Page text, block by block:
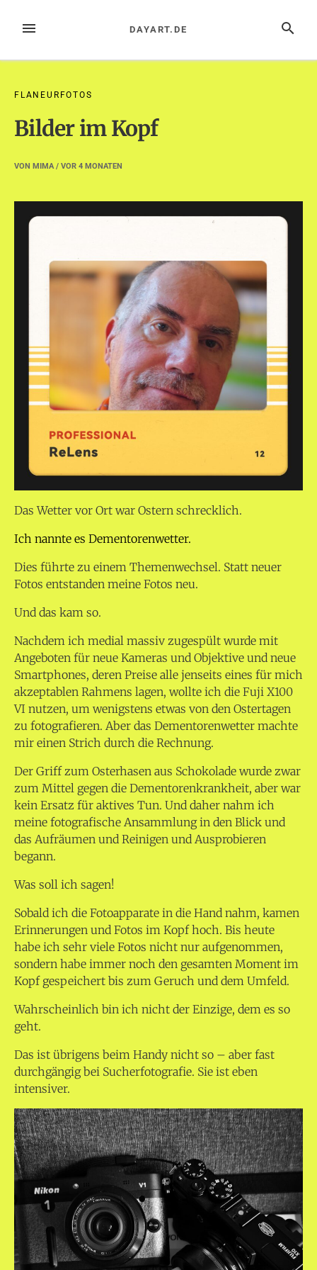
InhaltMENÜ SUCHE
DAYART.DE
FLANEURFOTOS
Bilder im Kopf
VON MIMA/ VOR 4 MONATEN
Das Wetter vor Ort war Ostern schrecklich.
Ich nannte es Dementorenwetter.
Dies führte zu einem Themenwechsel. Statt neuer
Fotos entstanden meine Fotos neu.
Und das kam so.
Nachdem ich medial massiv zugespült wurde mit
Angeboten für neue Kameras und Objektive und neue
Smartphones, deren Preise alle jenseits eines für mich
akzeptablen Rahmens lagen, wollte ich die Fuji X100
VI nutzen, um wenigstens etwas von den Ostertagen
zu fotografieren. Aber das Dementorenwetter machte
mir einen Strich durch die Rechnung.
Der Griff zum Osterhasen aus Schokolade wurde zwar
zum Mittel gegen die Dementorenkrankheit, aber war
kein Ersatz für aktives Tun. Und daher nahm ich
meine fotografische Ansammlung in den Blick und
das Aufräumen und Reinigen und Ausprobieren
begann.
Was soll ich sagen!
Sobald ich die Fotoapparate in die Hand nahm, kamen
Erinnerungen und Fotos im Kopf hoch. Bis heute
habe ich sehr viele Fotos nicht nur aufgenommen,
sondern habe immer noch den gesamten Moment im
Kopf gespeichert bis zum Geruch und dem Umfeld.
Wahrscheinlich bin ich nicht der Einzige, dem es so
geht.
Das ist übrigens beim Handy nicht so – aber fast
durchgängig bei Sucherfotografie. Sie ist eben
intensiver.